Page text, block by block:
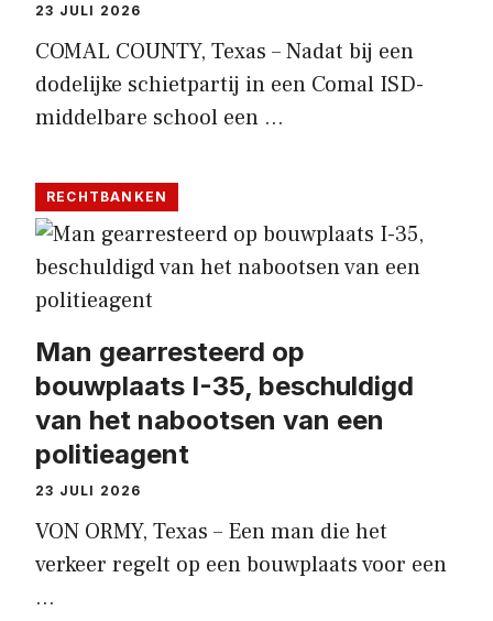
23 JULI 2026
COMAL COUNTY, Texas – Nadat bij een
dodelijke schietpartij in een Comal ISD-
middelbare school een …
RECHTBANKEN
Man gearresteerd op
bouwplaats I-35, beschuldigd
van het nabootsen van een
politieagent
23 JULI 2026
VON ORMY, Texas – Een man die het
verkeer regelt op een bouwplaats voor een
…